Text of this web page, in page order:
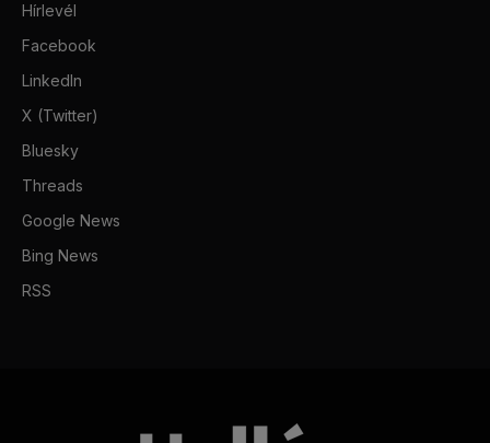
Hírlevél
Facebook
LinkedIn
X (Twitter)
Bluesky
Threads
Google News
Bing News
RSS